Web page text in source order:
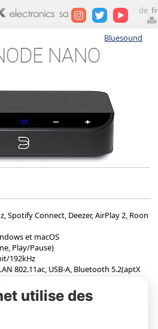
de fr
Bluesound
NANO
Spotify Connect, Deezer, AirPlay 2, Roon
et macOS
Play/Pause)
192kHz
802.11ac, USB-A, Bluetooth 5.2(aptX
RCA, Trigger
cm
utilise des